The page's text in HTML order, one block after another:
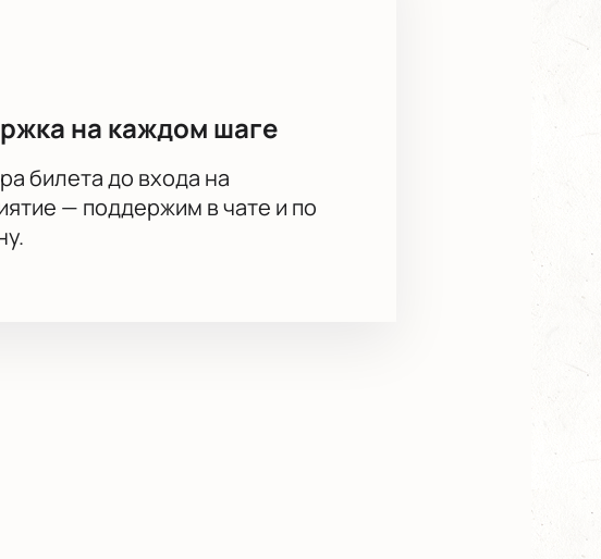
на каждом шаге
билета до входа на
— поддержим в чате и по